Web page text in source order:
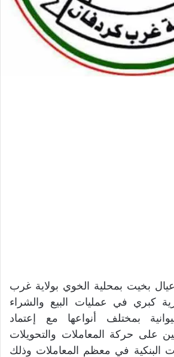
بخيت بمحلية الخوي بولاية غرب
كبري في عمليات البيع والشراء
بمختلف أنواعها مع إعتماد
على حركة المعاملات والتحويلات
البنكية في معظم المعاملات وذلك